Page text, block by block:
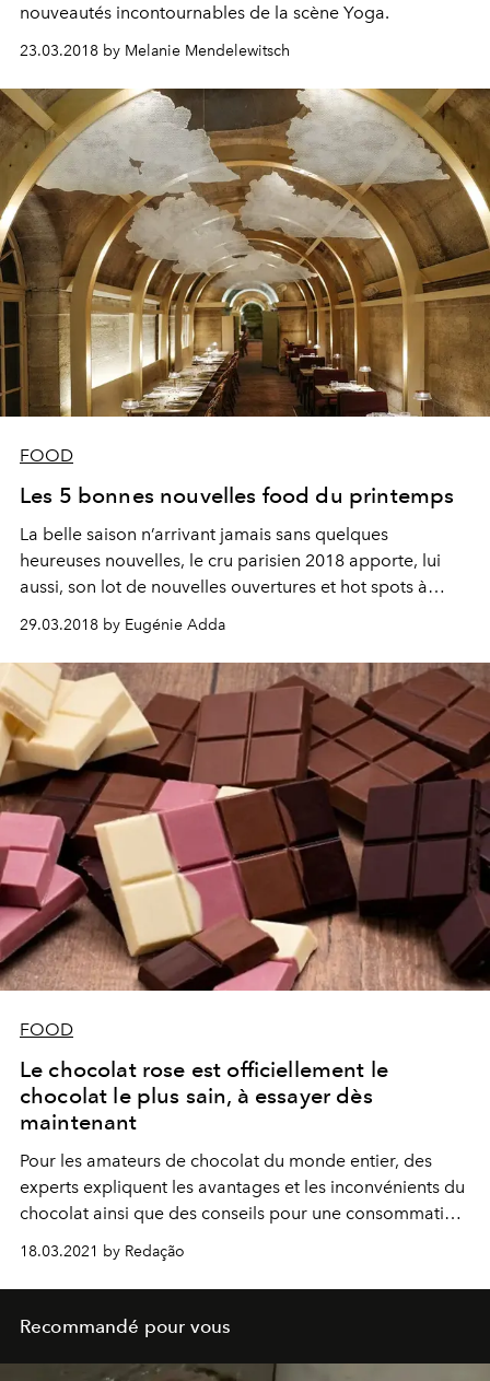
nouveautés incontournables de la scène Yoga.
23.03.2018 by Melanie Mendelewitsch
FOOD
Les 5 bonnes nouvelles food du printemps
La belle saison n’arrivant jamais sans quelques
heureuses nouvelles, le cru parisien 2018 apporte, lui
aussi, son lot de nouvelles ouvertures et hot spots à
semaines encore.
29.03.2018 by Eugénie Adda
FOOD
Le chocolat rose est officiellement le
chocolat le plus sain, à essayer dès
maintenant
Pour les amateurs de chocolat du monde entier, des
experts expliquent les avantages et les inconvénients du
chocolat ainsi que des conseils pour une consommation
18.03.2021 by Redação
Recommandé pour vous